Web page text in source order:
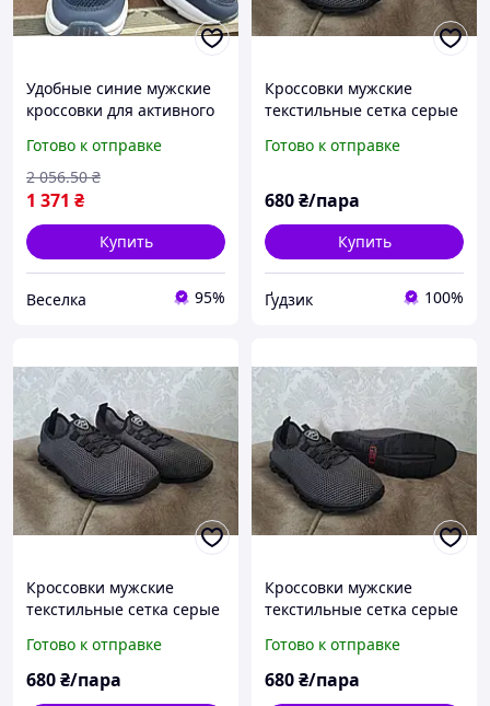
Удобные синие мужские
кроссовки для активного
носки 40 41 размер
FLAME
Готово к отправке
1 371 ₴
2 056.50 ₴
Купить
Веселка 95%
Кроссовки мужские
текстильные сетка серые
Готово к отправке
680₴/пара
Купить
Ґудзик 100%
Кроссовки мужские
текстильные сетка серые
Готово к отправке
680₴/пара
Кроссовки мужские
текстильные сетка серые
Готово к отправке
680₴/пара